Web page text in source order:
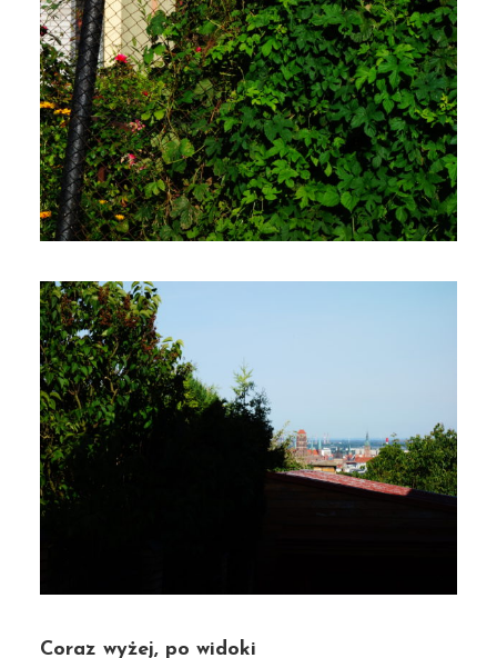
Coraz wyżej, po widoki